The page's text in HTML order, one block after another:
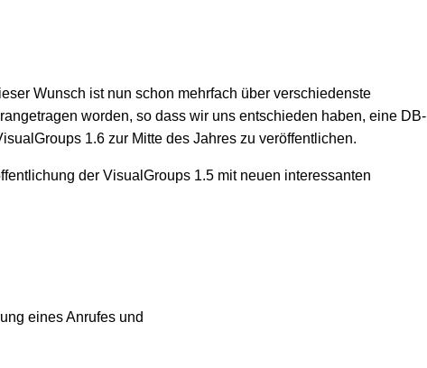
Wunsch ist nun schon mehrfach über verschiedenste
worden, so dass wir uns entschieden haben, eine DB-
1.6 zur Mitte des Jahres zu veröffentlichen.
der VisualGroups 1.5 mit neuen interessanten
eines Anrufes und